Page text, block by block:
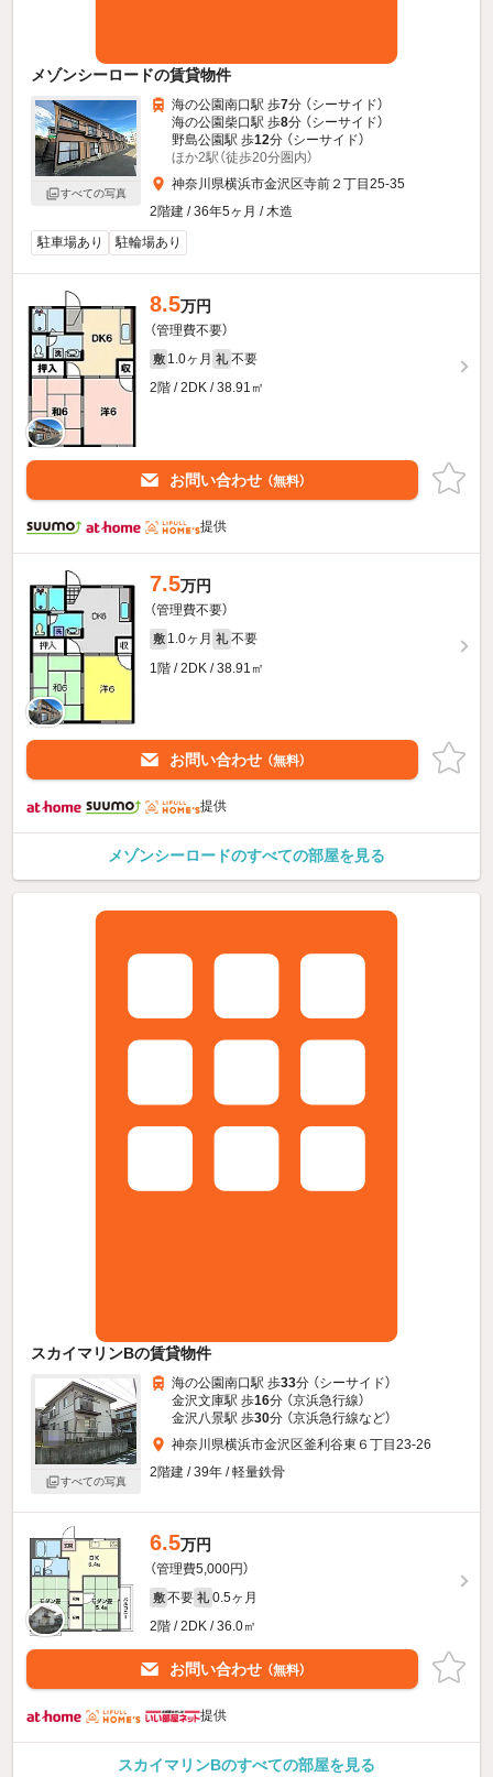
メゾンシーロードの賃貸物件
すべての写真
海の公園南口駅 歩7分 （シーサイド）
海の公園柴口駅 歩8分 （シーサイド）
野島公園駅 歩12分 （シーサイド）
ほか2駅（徒歩20分圏内）
神奈川県横浜市金沢区寺前２丁目25-35
2階建 / 36年5ヶ月 / 木造
駐車場あり
駐輪場あり
8.5万円
（管理費不要）
敷 1.0ヶ月 礼 不要
2階 / 2DK / 38.91㎡
お問い合わせ （無料）
提供
7.5万円
（管理費不要）
敷 1.0ヶ月 礼 不要
1階 / 2DK / 38.91㎡
お問い合わせ （無料）
提供
メゾンシーロードのすべての部屋を見る
スカイマリンBの賃貸物件
すべての写真
海の公園南口駅 歩33分 （シーサイド）
金沢文庫駅 歩16分 （京浜急行線）
金沢八景駅 歩30分 （京浜急行線など）
神奈川県横浜市金沢区釜利谷東６丁目23-26
2階建 / 39年 / 軽量鉄骨
6.5万円
（管理費5,000円）
敷 不要 礼 0.5ヶ月
2階 / 2DK / 36.0㎡
お問い合わせ （無料）
提供
スカイマリンBのすべての部屋を見る